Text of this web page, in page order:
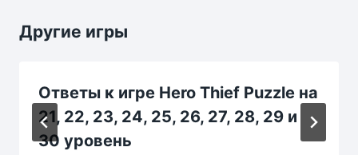
Другие игры
Ответы к игре Hero Thief Puzzle на
21, 22, 23, 24, 25, 26, 27, 28, 29 и
30 уровень